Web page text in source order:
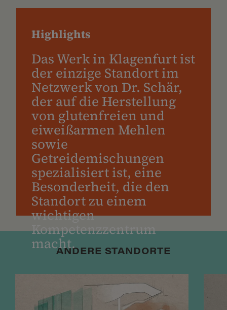
Highlights
Das Werk in Klagenfurt ist
der einzige Standort im
Netzwerk von Dr. Schär,
der auf die Herstellung
von glutenfreien und
eiweißarmen Mehlen
sowie
Getreidemischungen
spezialisiert ist, eine
Besonderheit, die den
Standort zu einem
wichtigen
Kompetenzzentrum
macht.ANDERE STANDORTE